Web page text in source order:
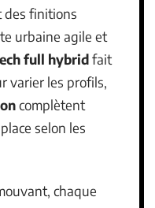
des finitions
urbaine agile et
full hybridfait
varier les profils,
complètent
selon les
chaque